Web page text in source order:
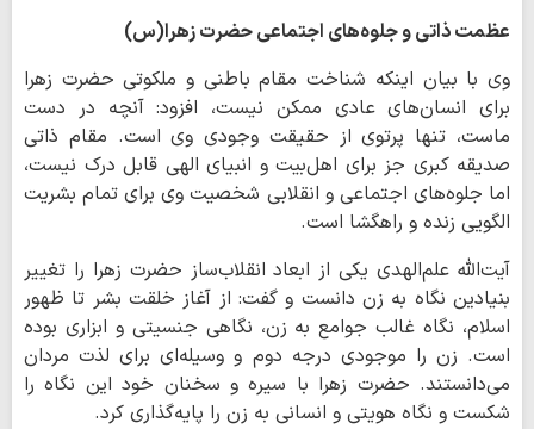
عظمت ذاتی و جلوه‌های اجتماعی حضرت زهرا(س)
وی با بیان اینکه شناخت مقام باطنی و ملکوتی حضرت زهرا
برای انسان‌های عادی ممکن نیست، افزود: آنچه در دست
ماست، تنها پرتوی از حقیقت وجودی وی است. مقام ذاتی
صدیقه کبری جز برای اهل‌بیت و انبیای الهی قابل درک نیست،
اما جلوه‌های اجتماعی و انقلابی شخصیت وی برای تمام بشریت
الگویی زنده و راهگشا است.
آیت‌الله علم‌الهدی یکی از ابعاد انقلاب‌ساز حضرت زهرا را تغییر
بنیادین نگاه به زن دانست و گفت: از آغاز خلقت بشر تا ظهور
اسلام، نگاه غالب جوامع به زن، نگاهی جنسیتی و ابزاری بوده
است. زن را موجودی درجه دوم و وسیله‌ای برای لذت مردان
می‌دانستند. حضرت زهرا با سیره و سخنان خود این نگاه را
شکست و نگاه هویتی و انسانی به زن را پایه‌گذاری کرد.